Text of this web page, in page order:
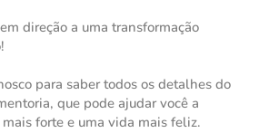
direção a uma transformação
para saber todos os detalhes do
que pode ajudar você a
forte e uma vida mais feliz.